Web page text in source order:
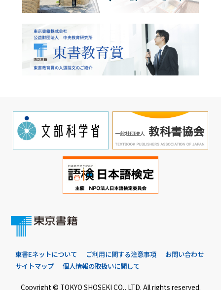
東書Eネットについて ご利用に関する注意事項
お問い合わせ
サイトマップ
個人情報の取扱いに関して
Copyright © TOKYO SHOSEKI CO., LTD. All rights reserved.